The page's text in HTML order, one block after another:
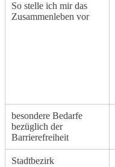
So stelle ich mir das
Zusammenleben vor
besondere Bedarfe
bezüglich der
Barrierefreiheit
Stadtbezirk